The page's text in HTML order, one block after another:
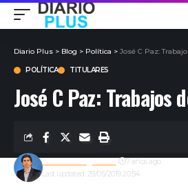
Diario Plus > Blog > Política > José C Paz:
POLÍTICA TITULARES
José C Paz: Trabajos
Last updated: 29/05/2019 20:54
Gustavo Estigarribia 7 años ago